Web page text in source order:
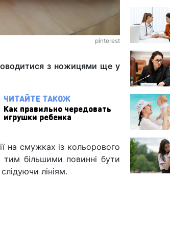
pinterest
з ножицями ще у
ЧИТАЙТЕ ТАКОЖ
Как правильно чередовать
игрушки ребенка
на смужках із кольорового
більшими повинні бути
лініям.